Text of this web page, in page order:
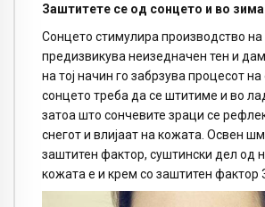
Заштитете се од сонцето и во зима
Сонцето стимулира производство на
предизвикува неизедначен тен и
на тој начин го забрзува процесот
сонцето треба да се штитиме и во
затоа што сончевите зраци се
снегот и влијаат на кожата. Освен
заштитен фактор, суштински дел од
кожата е и крем со заштитен фактор